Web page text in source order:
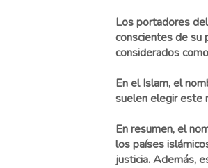
Los portadores
conscientes de su
considerados
En el Islam, el
suelen elegir este
En resumen, el
los países
justicia. Además,